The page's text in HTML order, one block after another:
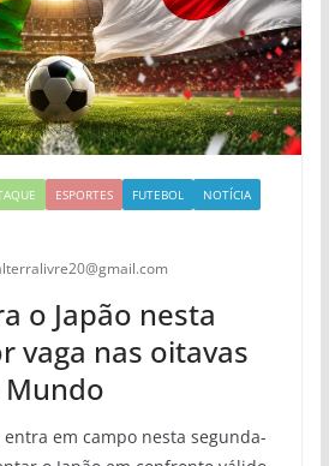
ESPORTES FUTEBOL
NOTÍCIA
o Japão nesta
vaga nas oitavas
Mundo
em campo nesta segunda-